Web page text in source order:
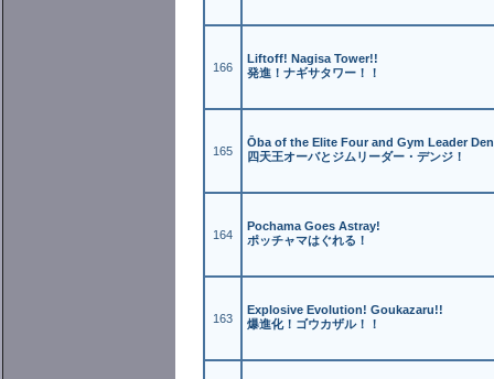
166
Liftoff! Nagisa Tower!!
発進！ナギサタワー！！
165
Ōba of the Elite Four and Gym Leader
四天王オーバとジムリーダー・デンジ！
164
Pochama Goes Astray!
ポッチャマはぐれる！
163
Explosive Evolution! Goukazaru!!
爆進化！ゴウカザル！！